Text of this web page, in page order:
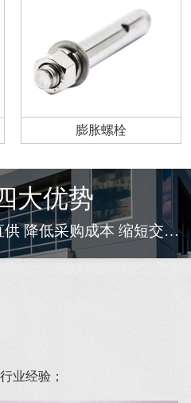
膨胀螺栓
大优势
多年行业技术沉淀 厂家直供 降低采购成本 缩短交货周期
业经验；